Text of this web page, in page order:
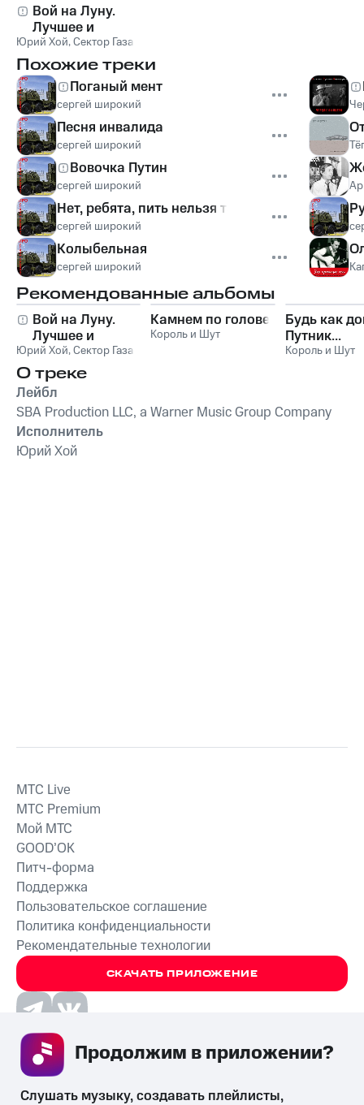
Вой на Луну.
Лучшее и
неизданное
Юрий Хой,Сектор Газа
Похожие треки
Поганый мент
сергей широкий
Песня инвалида
сергей широкий
Вовочка Путин
сергей широкий
Нет, ребята, пить нельзя так!
сергей широкий
Колыбельная
сергей широкий
Рекомендованные альбомы
Вой на Луну.
Лучшее и
неизданное
Юрий Хой,Сектор Газа
Камнем по голове
Король и Шут
Будь как
Путник...
Король и Шут
О треке
Лейбл
SBA Production LLC, a Warner Music Group Company
Исполнитель
Юрий Хой
СКАЧАТЬ ПРИЛОЖЕНИЕ
MTС Live
MTС Premium
Мой МТС
GOOD’OK
Питч-форма
Поддержка
Пользовательское соглашение
Политика конфиденциальности
Рекомендательные технологии
Незаконное потребление наркотических средств,
их незаконный оборот запрещён и влечёт установленную
Продолжим в приложении?
Слушать музыку, создавать плейлисты,